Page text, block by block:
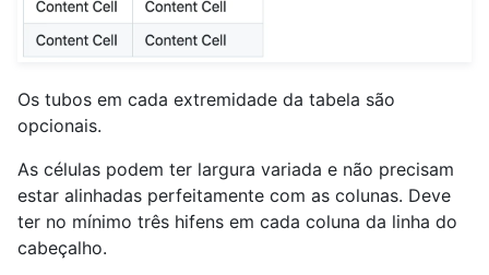
Os tubos em cada extremidade da tabela são
opcionais.
As células podem ter largura variada e não precisam
estar alinhadas perfeitamente com as colunas. Deve
ter no mínimo três hifens em cada coluna da linha do
cabeçalho.